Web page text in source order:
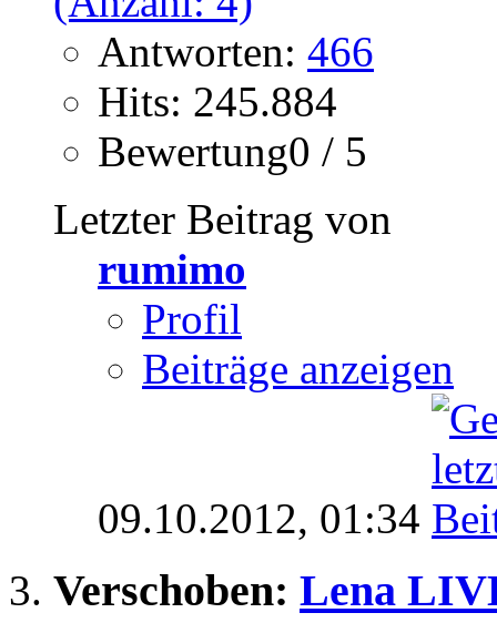
Antworten: 466
Hits: 245.884
Bewertung0 / 5
Letzter Beitrag von
rumimo
Profil
Beiträge anzeigen
09.10.2012, 01:34
Verschoben: Lena